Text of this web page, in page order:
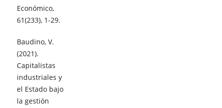
Económico,
61(233), 1-29.
Baudino, V.
(2021).
Capitalistas
industriales y
el Estado bajo
la gestión